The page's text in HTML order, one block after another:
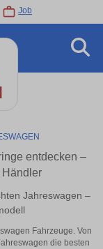
Job
entdecken –
Händler
Jahreswagen –
Fahrzeuge. Von
die besten